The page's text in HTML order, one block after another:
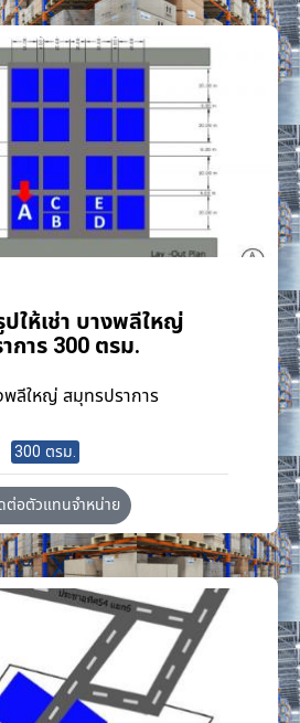
ปให้เช่า บางพลีใหญ่
การ 300 ตรม.
พลีใหญ่ สมุทรปราการ
300 ตรม.
ต่อตัวแทนจำหน่าย